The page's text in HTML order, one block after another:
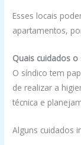
Esses locais
apartamentos,
Quais cuidados o
O síndico tem
de realizar a
técnica e
Alguns cuidados